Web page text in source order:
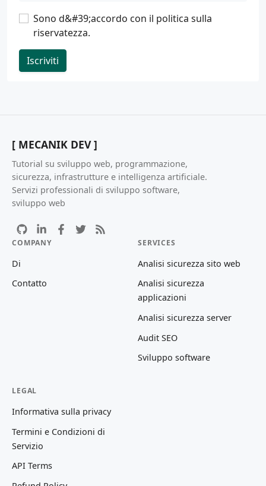
Sono d&#39;accordo con il politica sulla
riservatezza.
Iscriviti
[ MECANIK DEV ]
Tutorial su sviluppo web, programmazione,
sicurezza, infrastrutture e intelligenza artificiale.
Servizi professionali di sviluppo software,
sviluppo web
COMPANY
Di
Contatto
SERVICES
Analisi sicurezza sito web
Analisi sicurezza
applicazioni
Analisi sicurezza server
Audit SEO
Sviluppo software
LEGAL
Informativa sulla privacy
Termini e Condizioni di
Servizio
API Terms